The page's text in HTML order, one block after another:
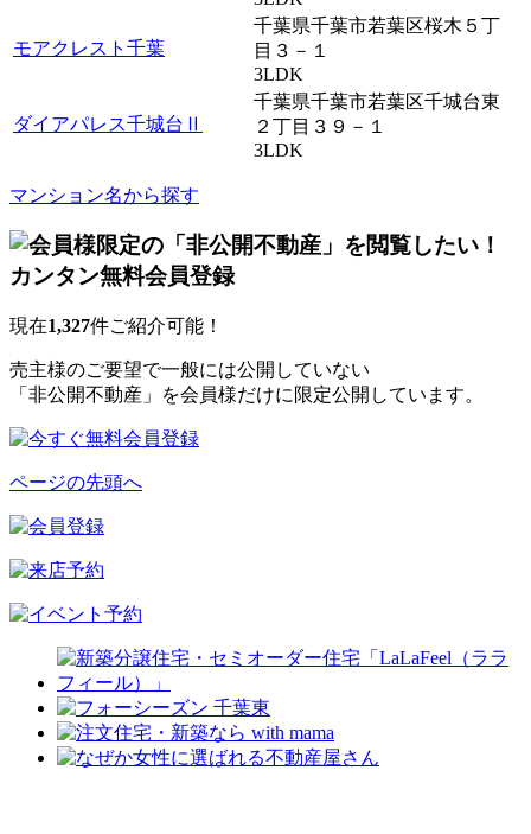
モアクレスト千葉
千葉県千葉市若葉区桜木５丁
目３－１
3LDK
ダイアパレス千城台Ⅱ
千葉県千葉市若葉区千城台東
２丁目３９－１
3LDK
マンション名から探す
現在1,327件ご紹介可能！
売主様のご要望で一般には公開していない
「非公開不動産」を会員様だけに限定公開しています。
ページの先頭へ